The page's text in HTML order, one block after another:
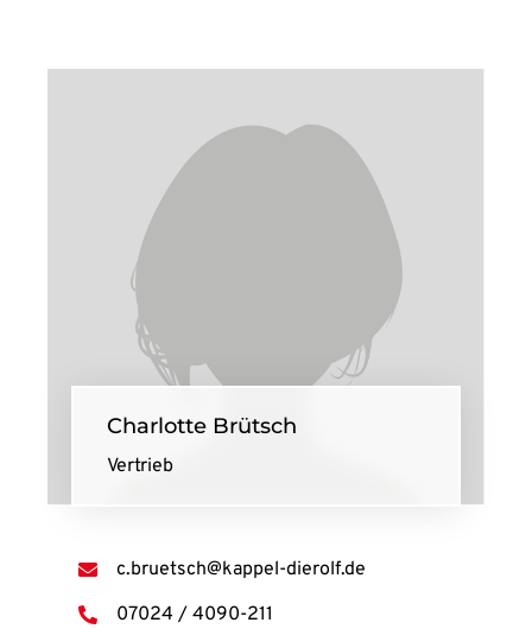
Charlotte Brütsch
Vertrieb
c.bruetsch@kappel-dierolf.de
07024 / 4090-211